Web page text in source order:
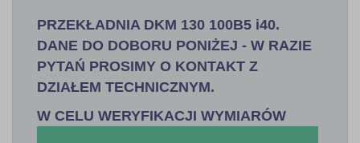
PRZEKŁADNIA DKM 130 100B5 i40.
DANE DO DOBORU PONIŻEJ - W RAZIE
PYTAŃ PROSIMY O KONTAKT Z
DZIAŁEM TECHNICZNYM.
W CELU WERYFIKACJI WYMIARÓW